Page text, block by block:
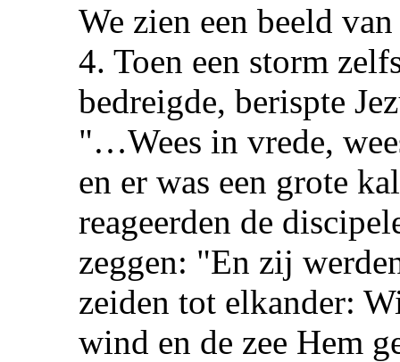
We zien een beeld
4. Toen een storm
bedreigde, berispte
"…Wees in vrede,
en er was een grote
reageerden de
zeggen: "En zij
zeiden tot elkander:
wind en de zee Hem